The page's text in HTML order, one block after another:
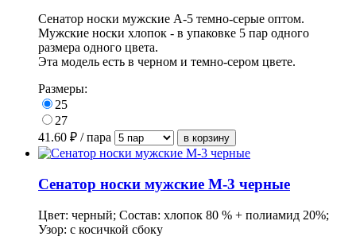
Сенатор носки мужские А-5 темно-серые оптом.
Мужские носки хлопок - в упаковке 5 пар одного
размера одного цвета.
Эта модель есть в черном и темно-сером цвете.
Размеры:
25
27
41.60 ₽ / пара
Сенатор носки мужские М-3 черные
Цвет: черный; Состав: хлопок 80 % + полиамид 20%;
Узор: с косичкой сбоку